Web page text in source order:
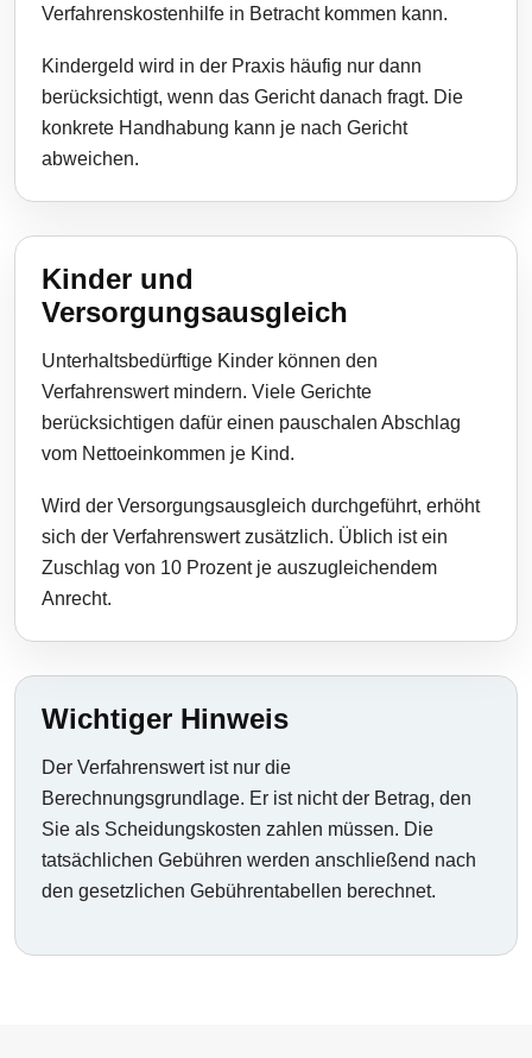
Verfahrenskostenhilfe in Betracht kommen kann.
Kindergeld wird in der Praxis häufig nur dann
berücksichtigt, wenn das Gericht danach fragt. Die
konkrete Handhabung kann je nach Gericht
abweichen.
Kinder und
Versorgungsausgleich
Unterhaltsbedürftige Kinder können den
Verfahrenswert mindern. Viele Gerichte
berücksichtigen dafür einen pauschalen Abschlag
vom Nettoeinkommen je Kind.
Wird der Versorgungsausgleich durchgeführt, erhöht
sich der Verfahrenswert zusätzlich. Üblich ist ein
Zuschlag von 10 Prozent je auszugleichendem
Anrecht.
Wichtiger Hinweis
Der Verfahrenswert ist nur die
Berechnungsgrundlage. Er ist nicht der Betrag, den
Sie als Scheidungskosten zahlen müssen. Die
tatsächlichen Gebühren werden anschließend nach
den gesetzlichen Gebührentabellen berechnet.